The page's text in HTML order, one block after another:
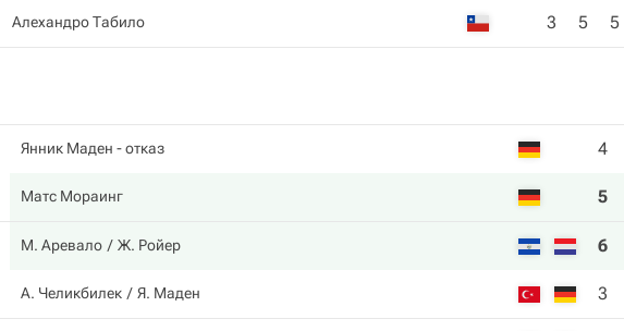
Алехандро Табило 3 5 5
Янник Маден - отказ 4
Матс Мораинг 5
М. Аревало Ж. Ройер 6
А. Челикбилек Я. Маден 3